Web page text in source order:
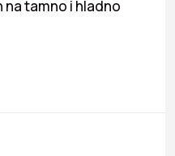
tamno i hladno